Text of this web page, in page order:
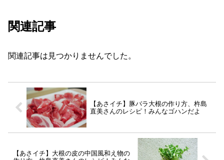
関連記事
関連記事は見つかりませんでした。
【あさイチ】豚バラ大根の作り方、杵島
直美さんのレシピ！みんなゴハンだよ
【あさイチ】大根の皮の中国風和え物の